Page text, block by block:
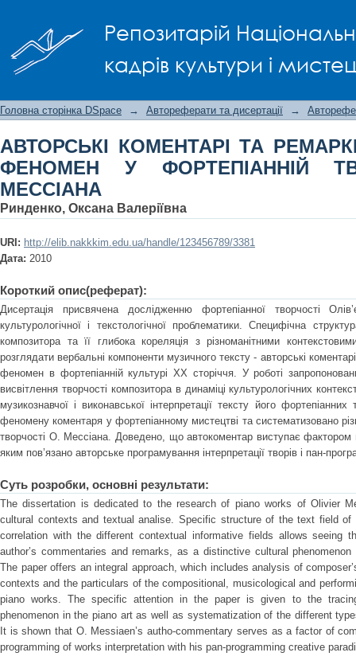
Репозитарій
кадрів культури і
ФОРТЕПІАННІЙ ТВОРЧОСТІ ОЛІВ’Є
Головна сторінка DSpace → Автореферати та дисертації →
АВТОРСЬКІ КОМЕНТАРІ ТА
ФЕНОМЕН У ФОРТЕПІАННІЙ
МЕССІАНА
Ринденко, Оксана Валеріївна
URI: http://elib.nakkkim.edu.ua/handle/123456789/3381
Дата: 2010
Короткий опис(реферат):
Дисертація присвячена дослідженню фортепіанної творчості
культурологічної і текстологічної проблематики. Специфічна
композитора та її глибока кореляція з різноманітними
розглядати вербальні компоненти музичного тексту - авторські
феномен в фортепіанній культурі ХХ сторіччя. У роботі
висвітлення творчості композитора в динаміці культурологічних
музикознавчої і виконавської інтерпретації тексту його
феномену коментаря у фортепіанному мистецтві та систематизовано
творчості О. Мессіана. Доведено, що автокоментар виступає фактором
яким пов’язано авторське програмування інтерпретації творів і пан-
Суть розробки, основні результати:
The dissertation is dedicated to the research of piano works of Olivier
cultural contexts and textual analise. Specific structure of the text field of
correlation with the different contextual informative fields allows seeing
author’s commentaries and remarks, as a distinctive cultural
The paper offers an integral approach, which includes analysis of
contexts and the particulars of the compositional, musicological and
piano works. The specific attention in the paper is given to the
phenomenon in the piano art as well as systematization of the different
It is shown that О. Messiaen’s autho-commentary serves as a factor of
programming of works interpretation with his pan-programming creative